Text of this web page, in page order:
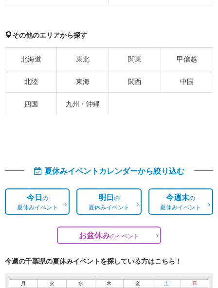
その他のエリアから探す
北海道 東北 関東 甲信越
北陸 東海 関西 中国
四国 九州・沖縄
夏休みイベントカレンダーから絞り込む
今日の
夏休みイベント
明日の
夏休みイベント
今週末の
夏休みイベント
お盆休みのイベント
今週の千葉県の夏休みイベントを探している方はこちら！
月 火 水 木 金 土 日